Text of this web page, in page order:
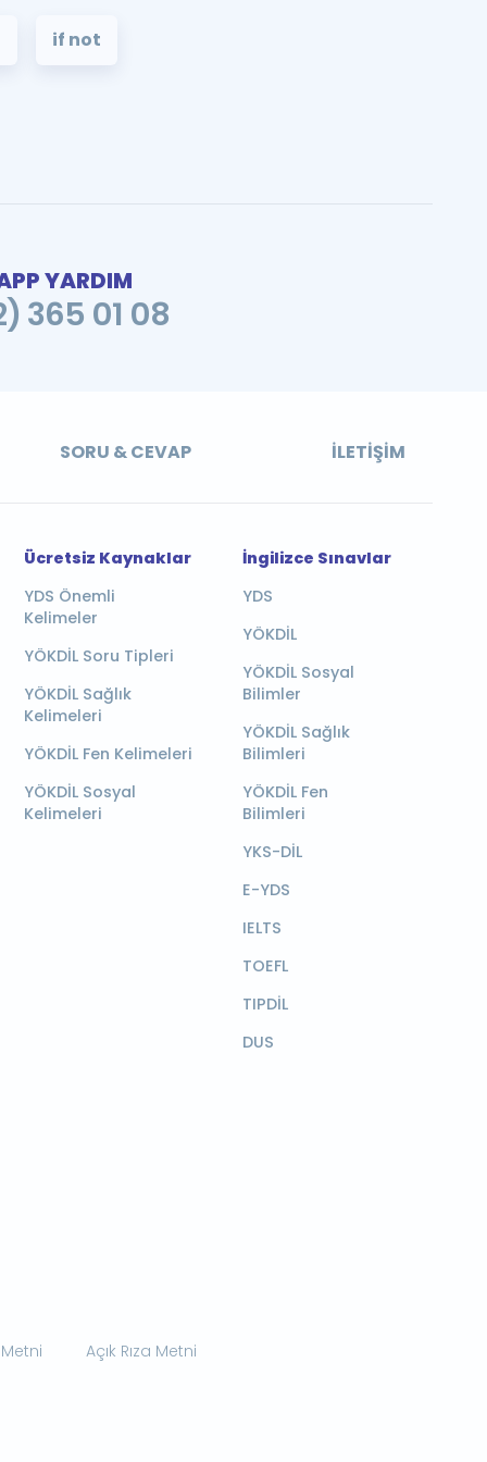
if not
YARDIM
365 01 08
SORU & CEVAP İLETIŞIM
Ücretsiz Kaynaklar
YDS Önemli
Kelimeler
YÖKDİL Soru Tipleri
YÖKDİL Sağlık
Kelimeleri
YÖKDİL Fen Kelimeleri
YÖKDİL Sosyal
Kelimeleri
İngilizce Sınavlar
YDS
YÖKDİL
YÖKDİL Sosyal
Bilimler
YÖKDİL Sağlık
Bilimleri
YÖKDİL Fen
Bilimleri
YKS-DİL
E-YDS
IELTS
TOEFL
TIPDİL
DUS
Açık Rıza Metni